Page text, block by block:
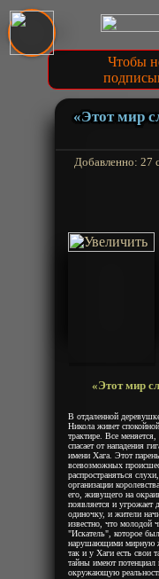
Чтобы
«Этот мир
Добавленно: 27
«Этот мир
В отдаленной
Никола живет
трактире. Все
спасает от нападения
имени Хага. Этот
всевозможных
распространяться
организации
его, живущего на
появляется и угрожает
одиночку, и жители
известно, что молодой
"Искатель", которое
нарушающими мирную
так и у Хаги есть свои
тайны имеют
окружающую